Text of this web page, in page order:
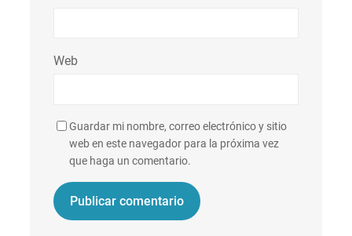
Web
Guardar mi nombre, correo electrónico y sitio
web en este navegador para la próxima vez
que haga un comentario.